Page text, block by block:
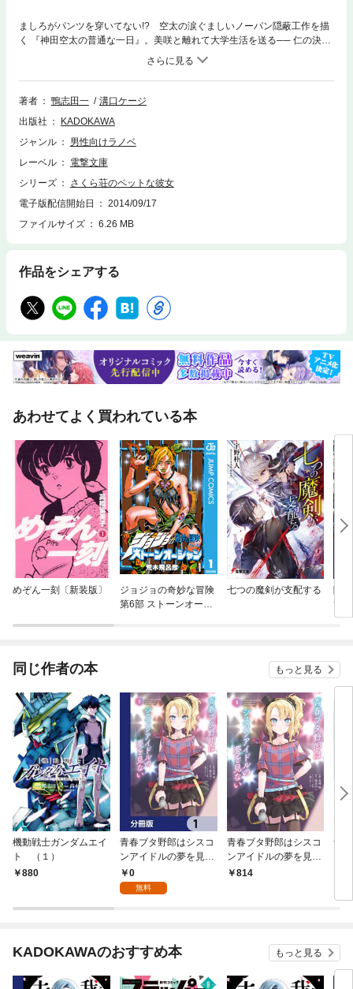
ましろがパンツを穿いてない!? 空太の涙ぐましいノーパン隠蔽工作を描
く 『神田空太の普通な一日』。美咲と離れて大学生活を送る── 仁の決意
を描いた 『三鷹仁の大人への階段』。七海が空太をお芝居に誘うまでの物
語 『青山七海の乙女なクリスマス』。空太が初めてさくら荘にやってきた
日を描く 『住めば都のさくら荘？』。電撃文庫MAGAZINE掲載の4編に加
え、美咲がタオル一枚で泣き崩れていた夜、仁との間に何があったのか、
収録した、シリーズ初の短編集！
著者 鴨志田一
溝口ケージ
出版社
KADOKAWA
ジャンル
男性向けラノベ
レーベル
電撃文庫
シリーズ
さくら荘のペットな彼女
電子版配信開始日
2014/09/17
ファイルサイズ
6.26 MB
作品をシェアする
あわせてよく買われている本
めぞん一刻〔新装版〕
ジョジョの奇妙な冒険
第6部 ストーンオーシ
七つの魔剣が支配する
て！
同じ作者の本 もっと見る
機動戦士ガンダムエイ
ト （１）
880
青春ブタ野郎はシスコ
ンアイドルの夢を見な
い【分冊版】 1
0
無料
青春ブタ野郎はシスコ
ンアイドルの夢を見な
い 1
814
青
KADOKAWAのおすすめ本 もっと見る